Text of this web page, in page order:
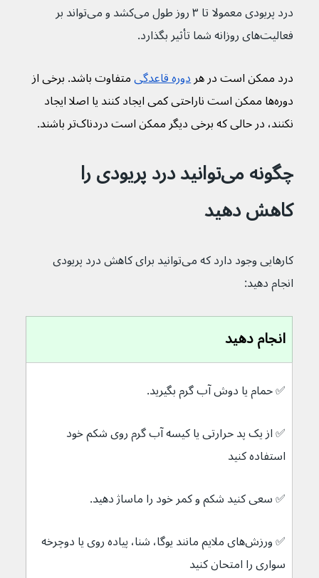
درد پریودی معمولا تا ۳ روز طول می‌کشد و می‌تواند بر
فعالیت‌های روزانه شما تأثیر بگذارد.
درد ممکن است در هر دوره قاعدگی متفاوت باشد. برخی از
دوره‌ها ممکن است ناراحتی کمی ایجاد کنند یا اصلا ایجاد
نکنند، در حالی که برخی دیگر ممکن است دردناک‌تر باشند.
چگونه می‌توانید درد پریودی را
کاهش دهید
کارهایی وجود دارد که می‌توانید برای کاهش درد پریودی
انجام دهید:
انجام دهید
✅ حمام یا دوش آب گرم بگیرید.
✅ از یک پد حرارتی یا کیسه آب گرم روی شکم خود
استفاده کنید
✅ سعی کنید شکم و کمر خود را ماساژ دهید.
✅
ورزش‌های ملایم مانند یوگا، شنا، پیاده روی یا دوچرخه
سواری را امتحان کنید